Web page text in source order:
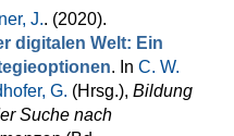
J.. (2020).
digitalen Welt: Ein
. In C. W.
G. (Hrsg.), Bildung
Suche nach